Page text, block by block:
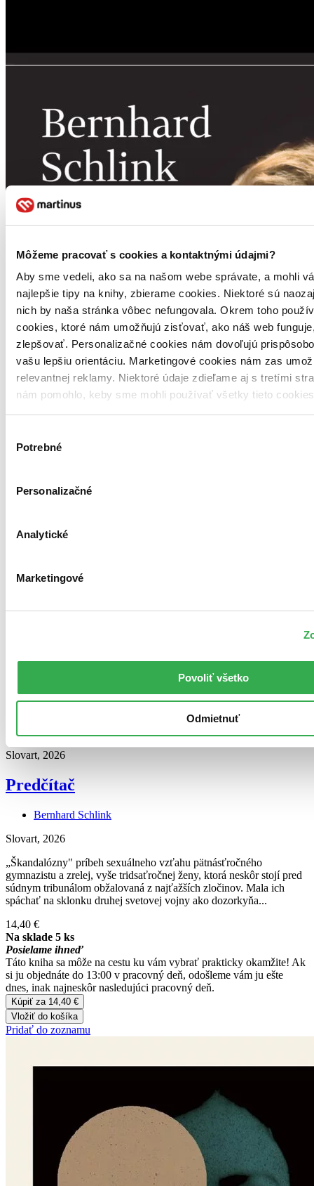
Môžeme pracovať s cookies a kontaktnými údajmi?
Aby sme vedeli, ako sa na našom webe správate, a mohli
najlepšie tipy na knihy, zbierame cookies. Niektoré sú
nich by naša stránka vôbec nefungovala. Okrem toho
cookies, ktoré nám umožňujú zisťovať, ako náš web
zlepšovať. Personalizačné cookies nám dovoľujú
vašu lepšiu orientáciu. Marketingové cookies nám zas
relevantnej reklamy. Niektoré údaje zdieľame aj s tretími
nám pomohlo, keby sme mohli používať všetky tieto
súhlasu
Potrebné
Personalizačné
Analytické
Marketingové
Povoliť všetko
Odmietnuť
Predčítač
Slovart, 2026
Predčítač
Bernhard Schlink
Slovart, 2026
„Škandalózny" príbeh sexuálneho vzťahu pätnásťročného
gymnazistu a zrelej, vyše tridsaťročnej ženy, ktorá neskôr stojí pred
súdnym tribunálom obžalovaná z najťažších zločinov. Mala ich
spáchať na sklonku druhej svetovej vojny ako dozorkyňa...
14,40 €
Na sklade 5 ks
Posielame ihneď
Táto kniha sa môže na cestu ku vám vybrať prakticky okamžite! Ak
si ju objednáte do 13:00 v pracovný deň, odošleme vám ju ešte
dnes, inak najneskôr nasledujúci pracovný deň.
Kúpiť za 14,40 €
Vložiť do košíka
Pridať do zoznamu